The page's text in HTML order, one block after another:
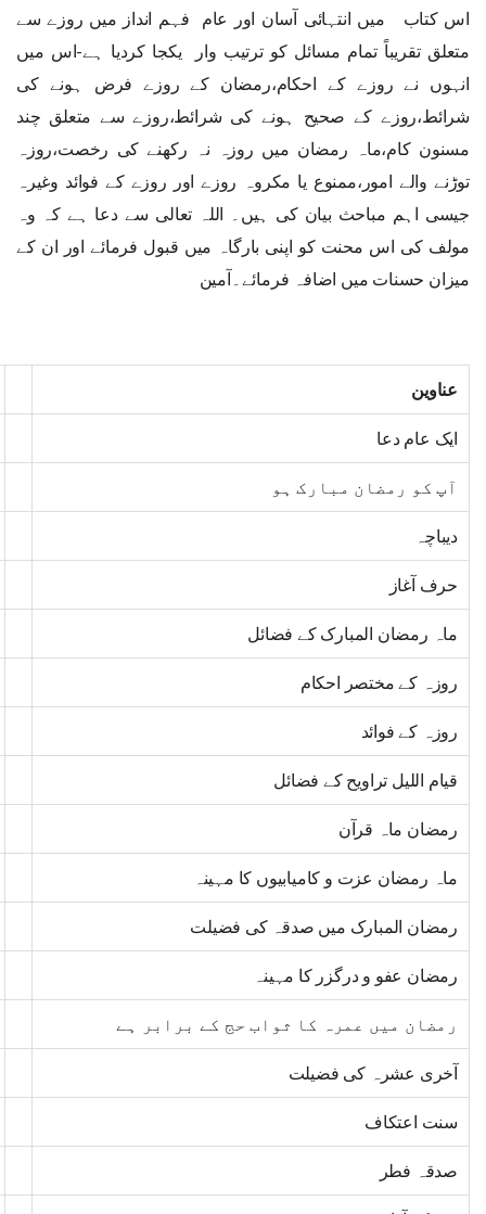
اس کتاب ميں انتہائی آسان اور عام فہم انداز میں روزے سے
متعلق تقریباً تمام مسائل کو ترتیب وار یکجا کردیا ہے-اس میں
انہوں نے روزے کے احکام،رمضان کے روزے فرض ہونے کی
شرائط،روزے کے صحیح ہونے کی شرائط،روزے سے متعلق چند
مسنون کام،ماہ رمضان میں روزہ نہ رکھنے کی رخصت،روزہ
توڑنے والے امور،ممنوع یا مکروہ روزے اور روزے کے فوائد وغیرہ
جیسی اہم مباحث بیان کی ہیں۔ اللہ تعالی سے دعا ہے کہ وہ
مولف کی اس محنت کو اپنی بارگاہ میں قبول فرمائے اور ان کے
میزان حسنات میں اضافہ فرمائے۔آمین
عناوین
ایک عام دعا
آپ کو رمضان مبارک ہو
دیباچہ
حرف آغاز
ماہ رمضان المبارک کے فضائل
روزہ کے مختصر احکام
روزہ کے فوائد
قیام اللیل تراویح کے فضائل
رمضان ماہ قرآن
ماہ رمضان عزت و کامیابیوں کا مہینہ
رمضان المبارک میں صدقہ کی فضیلت
رمضان عفو و درگزر کا مہینہ
رمضان میں عمرہ کا ثواب حج کے برابر ہے
آخری عشرہ کی فضیلت
سنت اعتکاف
صدقہ فطر